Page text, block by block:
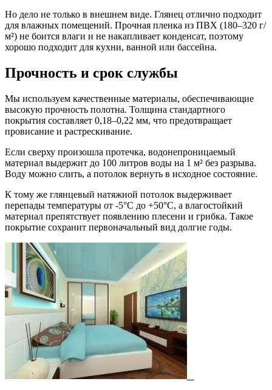
Но дело не только в внешнем виде. Глянец отлично подходит
для влажных помещений. Прочная пленка из ПВХ (180–320 г/
м²) не боится влаги и не накапливает конденсат, поэтому
хорошо подходит для кухни, ванной или бассейна.
Прочность и срок службы
Мы используем качественные материалы, обеспечивающие
высокую прочность полотна. Толщина стандартного
покрытия составляет 0,18–0,22 мм, что предотвращает
провисание и растрескивание.
Если сверху произошла протечка, водонепроницаемый
материал выдержит до 100 литров воды на 1 м² без разрыва.
Воду можно слить, а потолок вернуть в исходное состояние.
К тому же глянцевый натяжной потолок выдерживает
перепады температуры от -5°C до +50°C, а влагостойкий
материал препятствует появлению плесени и грибка. Такое
покрытие сохранит первоначальный вид долгие годы.